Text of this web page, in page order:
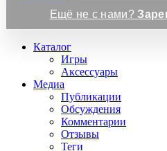
Ещё не с нами?
Каталог
Игры
Аксессуары
Медиа
Публикации
Обсуждения
Комментарии
Отзывы
Теги